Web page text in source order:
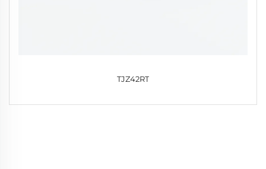
TJZ42RT